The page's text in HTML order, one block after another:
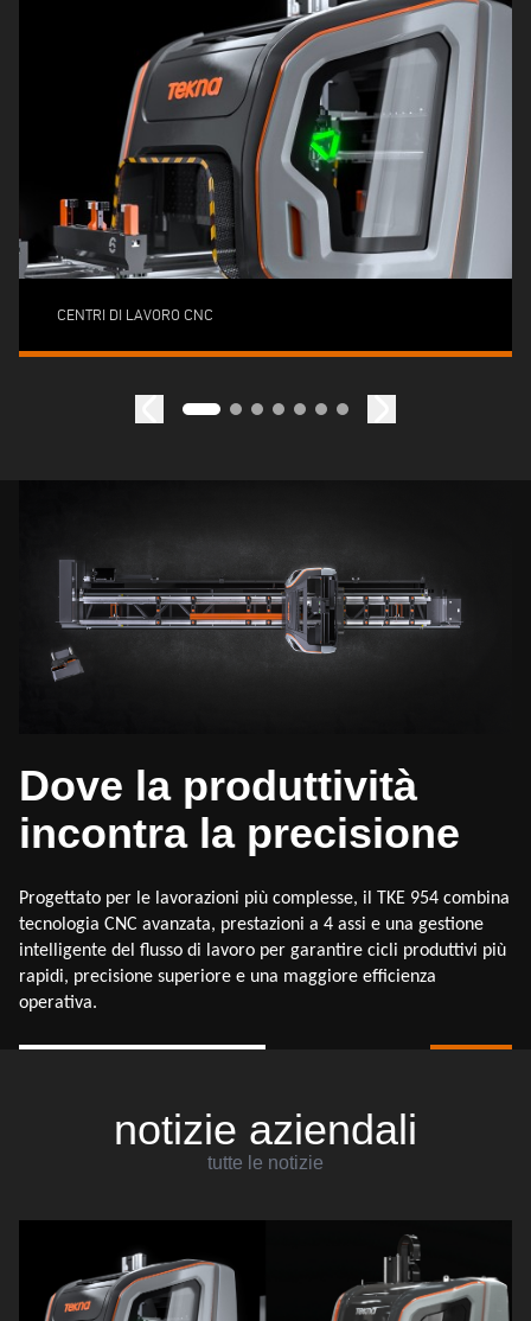
CENTRI DI LAVORO CNC
Dove la produttività
incontra la precisione
Progettato per le lavorazioni più complesse, il TKE 954 combina
tecnologia CNC avanzata, prestazioni a 4 assi e una gestione
intelligente del flusso di lavoro per garantire cicli produttivi più
rapidi, precisione superiore e una maggiore efficienza
operativa.
notizie aziendali
tutte le notizie